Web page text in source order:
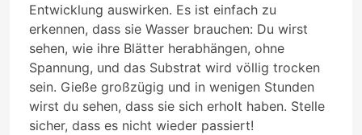
Entwicklung auswirken. Es ist einfach zu
erkennen, dass sie Wasser brauchen: Du wirst
sehen, wie ihre Blätter herabhängen, ohne
Spannung, und das Substrat wird völlig trocken
sein. Gieße großzügig und in wenigen Stunden
wirst du sehen, dass sie sich erholt haben. Stelle
sicher, dass es nicht wieder passiert!